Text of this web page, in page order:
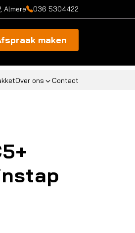
Almere 036 5304422
maken
Over ons Contact